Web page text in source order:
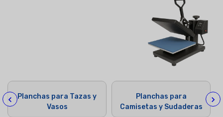
Planchas para Tazas y
Vasos
Planchas para
Camisetas y Sudaderas